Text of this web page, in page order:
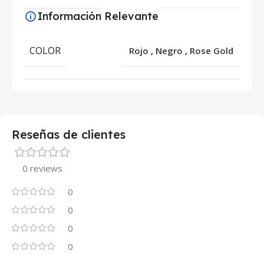
Información Relevante
COLOR Rojo , Negro , Rose Gold
Reseñas de clientes
0 reviews
0
0
0
0